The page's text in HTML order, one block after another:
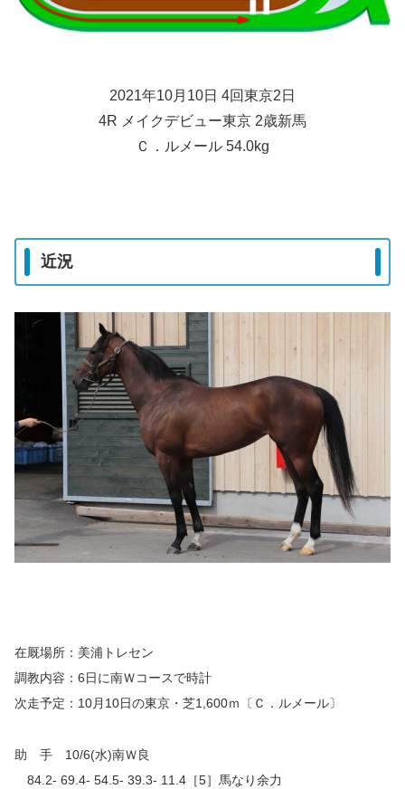
2021年10月10日 4回東京2日
4R メイクデビュー東京 2歳新馬
Ｃ．ルメール 54.0kg
近況
在厩場所：美浦トレセン
調教内容：6日に南Ｗコースで時計
次走予定：10月10日の東京・芝1,600ｍ〔Ｃ．ルメール〕
助 手 10/6(水)南Ｗ良
84.2- 69.4- 54.5- 39.3- 11.4［5］馬なり余力